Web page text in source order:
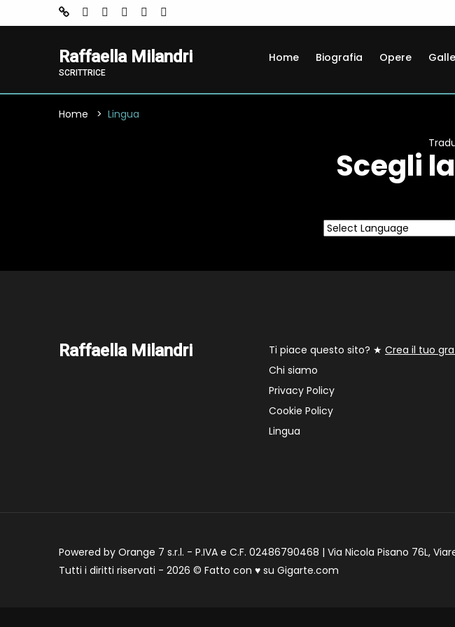
Raffaella Milandri
SCRITTRICE
Home Biografia Opere
Home Lingua
Scegli
Raffaella Milandri Ti piace questo sito? ★ Crea il tuo
Chi siamo
Privacy Policy
Cookie Policy
Lingua
Powered by Orange 7 s.r.l. - P.IVA e C.F. 02486790468 | Via Nicola Pisano 76L,
Tutti i diritti riservati - 2026 © Fatto con ♥ su Gigarte.com